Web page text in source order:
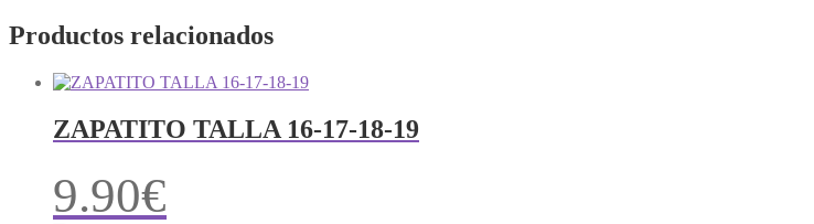
Productos relacionados
ZAPATITO TALLA 16-17-18-19
9.90€